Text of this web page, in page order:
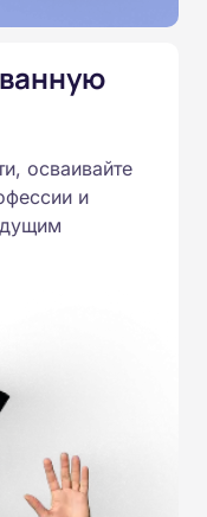
о
осваивайте
и